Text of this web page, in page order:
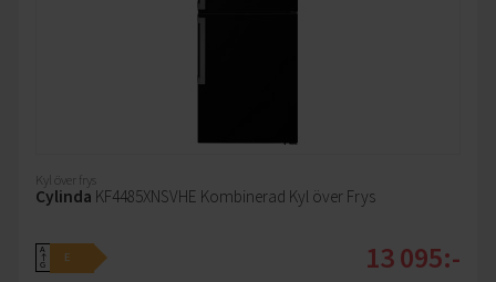
Kyl över frys
Cylinda KF4485XNSVHE Kombinerad Kyl över Frys
A
↑
G
E 13 095:-